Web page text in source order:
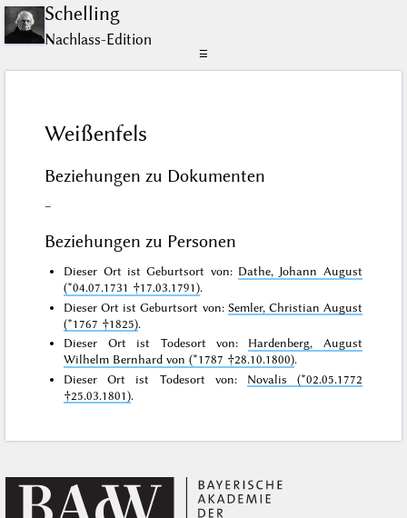
Schelling
Nachlass-Edition
☰
Weißenfels
Beziehungen zu Dokumenten
–
Beziehungen zu Personen
Dieser Ort ist Geburtsort von: Dathe, Johann August
(*04.07.1731 †17.03.1791).
Dieser Ort ist Geburtsort von: Semler, Christian August
(*1767 †1825).
Dieser Ort ist Todesort von: Hardenberg, August
Wilhelm Bernhard von (*1787 †28.10.1800).
Dieser Ort ist Todesort von: Novalis (*02.05.1772
†25.03.1801).